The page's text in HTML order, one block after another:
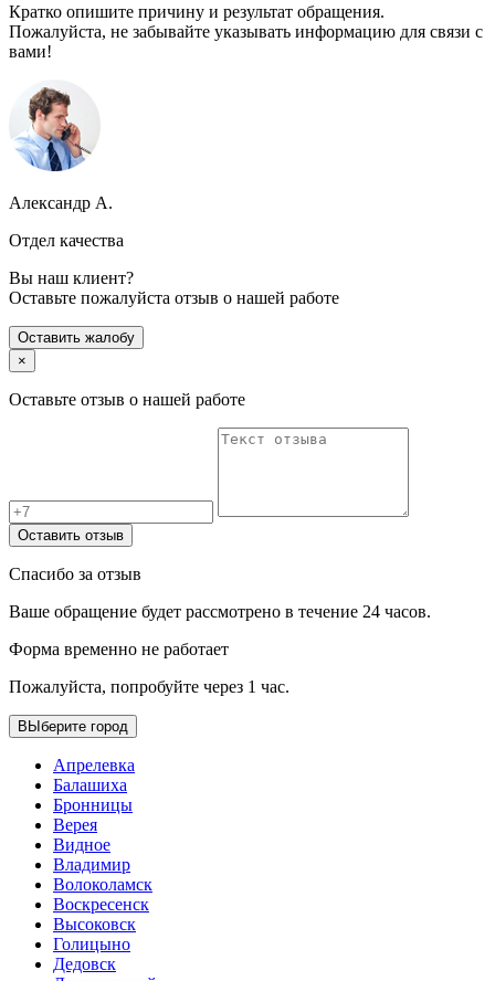
Кратко опишите причину и результат обращения.
Пожалуйста, не забывайте указывать информацию для связи с
вами!
Александр А.
Отдел качества
Вы наш клиент?
Оставьте пожалуйста отзыв о нашей работе
Оставить жалобу
×
Оставьте отзыв о нашей работе
Оставить отзыв
Спасибо за отзыв
Ваше обращение будет рассмотрено в течение 24 часов.
Форма временно не работает
Пожалуйста, попробуйте через 1 час.
ВЫберите город
Апрелевка
Балашиха
Бронницы
Верея
Видное
Владимир
Волоколамск
Воскресенск
Высоковск
Голицыно
Дедовск